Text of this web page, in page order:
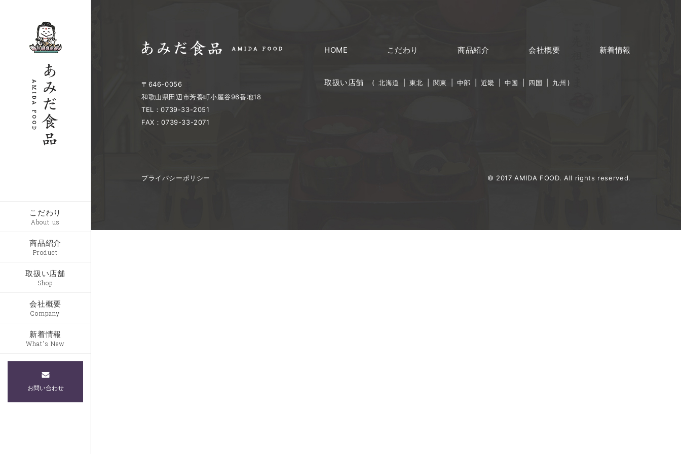
こだわり
About us
商品紹介
Product
取扱い店舗
Shop
会社概要
Company
新着情報
What's New
お問い合わせ
〒646-0056
和歌山県田辺市芳養町小屋谷96番地18
TEL：0739-33-2051
FAX：0739-33-2071
HOME こだわり 商品紹介 会社概要 新着情報
取扱い店舗 ( 北海道 東北 関東 中部 近畿 中国 四国 九州 )
プライバシーポリシー © 2017 AMIDA FOOD. All rights reserved.